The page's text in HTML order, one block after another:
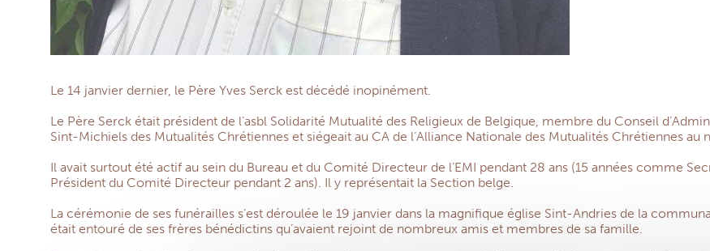
Le 14 janvier dernier, le Père Yves Serck est décédé inopinément.
Le Père Serck était président de l’asbl Solidarité Mutualité des Religieux de Belgique, membre du Conseil
Sint-Michiels des Mutualités Chrétiennes et siégeait au CA de l’Alliance Nationale des Mutualités Chrétiennes au
Il avait surtout été actif au sein du Bureau et du Comité Directeur de l’EMI pendant 28 ans (15 années comme
Président du Comité Directeur pendant 2 ans). Il y représentait la Section belge.
La cérémonie de ses funérailles s’est déroulée le 19 janvier dans la magnifique église Sint-Andries de la
était entouré de ses frères bénédictins qu’avaient rejoint de nombreux amis et membres de sa famille.